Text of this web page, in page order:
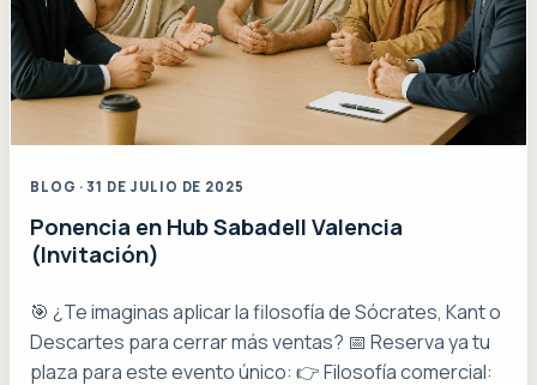
BLOG · 31 DE JULIO DE 2025
Ponencia en Hub Sabadell Valencia
(Invitación)
🎯 ¿Te imaginas aplicar la filosofía de Sócrates, Kant o
Descartes para cerrar más ventas? 📅 Reserva ya tu
plaza para este evento único: 👉 Filosofía comercial: